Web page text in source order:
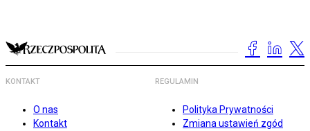
KONTAKT
O nas
Kontakt
REGULAMIN
Polityka Prywatności
Zmiana ustawień zgód